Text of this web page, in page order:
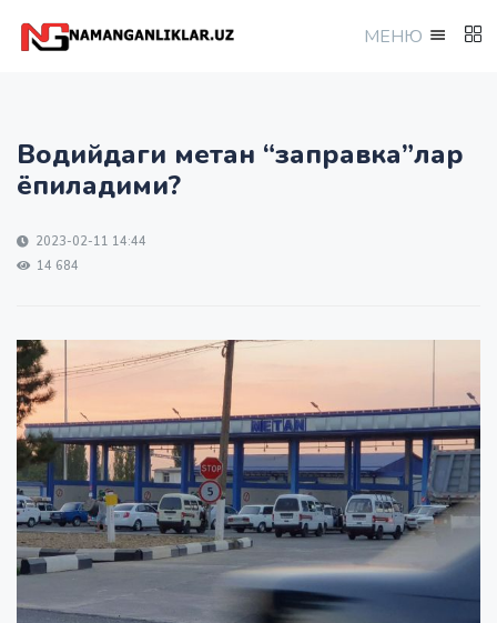
МEНЮ
Водийдаги метан “заправка”лар
ёпиладими?
2023-02-11 14:44
14 684